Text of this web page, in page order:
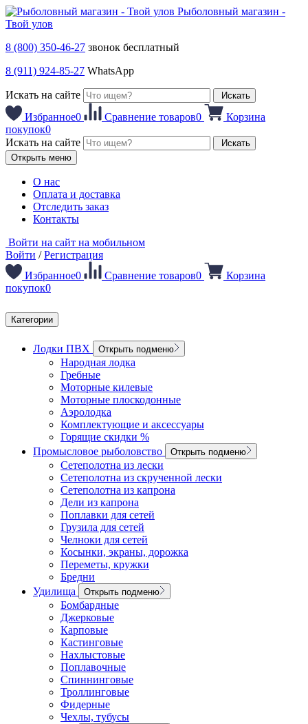
Рыболовный магазин -
Твой улов
8 (800) 350-46-27 звонок бесплатный
8 (911) 924-85-27 WhatsApp
Искать на сайте Искать
Избранное0 Сравнение товаров0
Корзина
покупок0
Искать на сайте
Искать
Открыть меню
О нас
Оплата и доставка
Отследить заказ
Контакты
Войти на сайт на мобильном
Войти /Регистрация
Избранное0 Сравнение товаров0
Корзина
покупок0
Категории
Лодки ПВХ Открыть подменю
Народная лодка
Гребные
Моторные килевые
Моторные плоскодонные
Аэролодка
Комплектующие и аксессуары
Горящие скидки %
Промысловое рыболовство
Открыть подменю
Сетеполотна из лески
Сетеполотна из скрученной лески
Сетеполотна из капрона
Дели из капрона
Поплавки для сетей
Грузила для сетей
Челноки для сетей
Косынки, экраны, дорожка
Переметы, кружки
Бредни
Удилища
Открыть подменю
Бомбардные
Джерковые
Карповые
Кастинговые
Нахлыстовые
Поплавочные
Спиннинговые
Троллинговые
Фидерные
Чехлы, тубусы